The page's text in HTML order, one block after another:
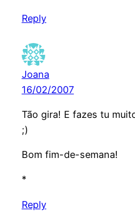
Reply
Joana
16/02/2007
Tão gira! E fazes tu
;)
Bom fim-de-semana!
*
Reply